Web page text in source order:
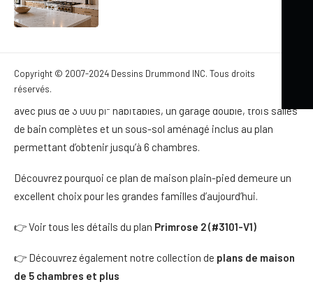
Copyright © 2007-2024 Dessins Drummond INC. Tous droits
réservés.
Certaines familles ont besoin de plus d’espace que la moyenne.
Que ce soit pour accueillir plusieurs enfants, aménager un
Le Primrose 2 (#3101-V1) répond parfaitement à ces besoins
avec plus de 3 000 pi² habitables, un garage double, trois salles
de bain complètes et un sous-sol aménagé inclus au plan
permettant d’obtenir jusqu’à 6 chambres.
Découvrez pourquoi ce plan de maison plain-pied demeure un
excellent choix pour les grandes familles d’aujourd’hui.
👉 Voir tous les détails du plan Primrose 2 (#3101-V1)
👉 Découvrez également notre collection de plans de maison
de 5 chambres et plus